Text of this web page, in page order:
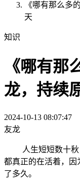
《哪有那么多
天
知识
《哪有那
龙，持续
2024-10-13
友龙
人生短短数十
都真正的在活着，因
了多久。